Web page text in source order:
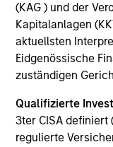
(KAG ) und der
Kapitalanlagen
aktuellsten
Eidgenössische
zuständigen
Qualifizierte
3ter CISA definiert
regulierte
COUNTRY
United States
Invested on
Apr 1994